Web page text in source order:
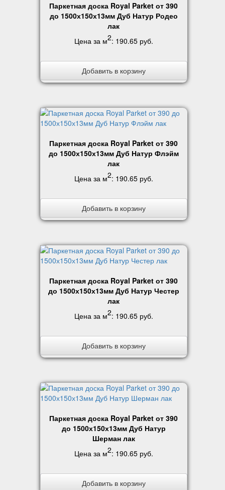
Паркетная доска Royal Parket от 390
до 1500х150х13мм Дуб Натур Родео
лак
Цена за м2: 190.65 руб.
Добавить в корзину
Паркетная доска Royal Parket от 390
до 1500х150х13мм Дуб Натур Флэйм
лак
Цена за м2: 190.65 руб.
Добавить в корзину
Паркетная доска Royal Parket от 390
до 1500х150х13мм Дуб Натур Честер
лак
Цена за м2: 190.65 руб.
Добавить в корзину
Паркетная доска Royal Parket от 390
до 1500х150х13мм Дуб Натур
Шерман лак
Цена за м2: 190.65 руб.
Добавить в корзину